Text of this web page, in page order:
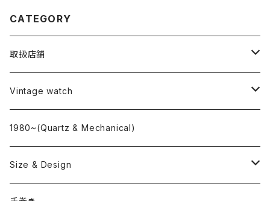
CATEGORY
取扱店舗
L o'clock
"delve"
Vintage watch
海外ブランド
OMEGA
ROLEX
国産ブランド
SEIKO
1980~(Quartz & Mechanical)
Size & Design